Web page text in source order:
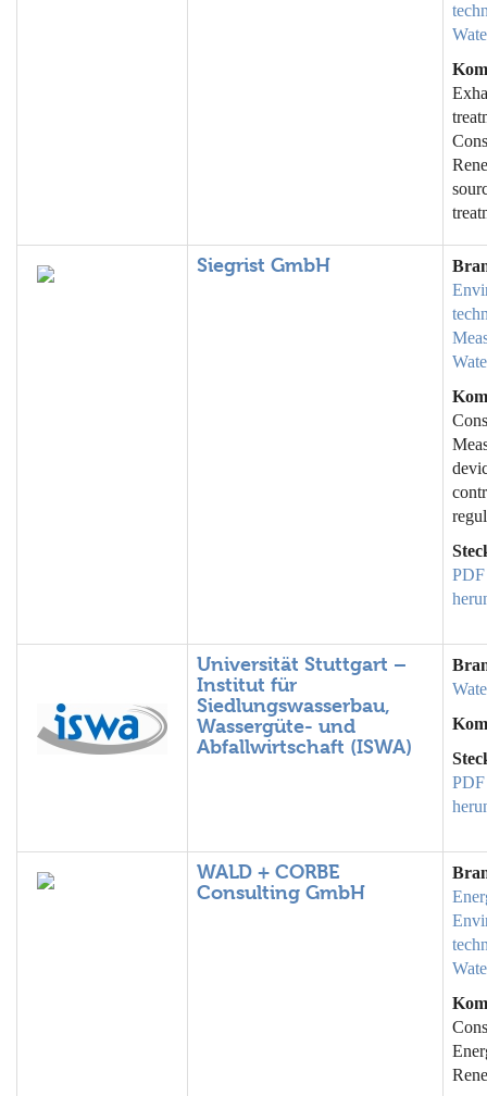
Siegrist GmbH
PDF
Universität Stuttgart –
Institut für
Siedlungswasserbau,
Wassergüte- und
Abfallwirtschaft (ISWA)
PDF
WALD + CORBE
Consulting GmbH